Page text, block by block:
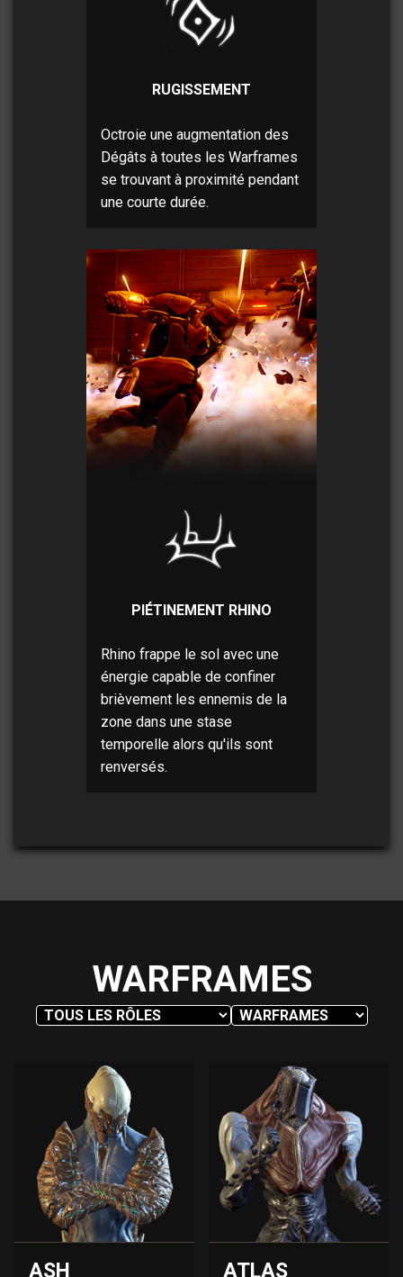
RUGISSEMENT
Octroie une augmentation des
Dégâts à toutes les Warframes
se trouvant à proximité pendant
une courte durée.
PIÉTINEMENT RHINO
Rhino frappe le sol avec une
énergie capable de confiner
brièvement les ennemis de la
zone dans une stase
temporelle alors qu'ils sont
renversés.
WARFRAMES
ASH ATLAS